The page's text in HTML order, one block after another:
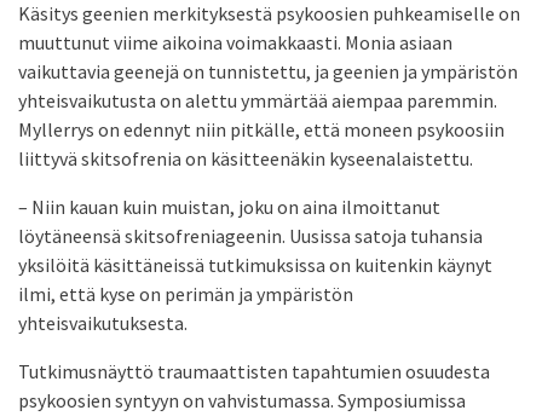
Käsitys geenien merkityksestä psykoosien puhkeamiselle on
muuttunut viime aikoina voimakkaasti. Monia asiaan
vaikuttavia geenejä on tunnistettu, ja geenien ja ympäristön
yhteisvaikutusta on alettu ymmärtää aiempaa paremmin.
Myllerrys on edennyt niin pitkälle, että moneen psykoosiin
liittyvä skitsofrenia on käsitteenäkin kyseenalaistettu.
– Niin kauan kuin muistan, joku on aina ilmoittanut
löytäneensä skitsofreniageenin. Uusissa satoja tuhansia
yksilöitä käsittäneissä tutkimuksissa on kuitenkin käynyt
ilmi, että kyse on perimän ja ympäristön
yhteisvaikutuksesta.
Tutkimusnäyttö traumaattisten tapahtumien osuudesta
psykoosien syntyyn on vahvistumassa. Symposiumissa